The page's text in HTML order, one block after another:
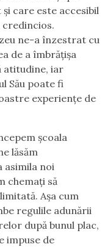
și care este accesibil
ne-a înzestrat cu
de a îmbrățișa
atitudine, iar
Său poate fi
experiențe de
școala
lăsăm
asimila noi
chemați să
Așa cum
regulile adunării
după bunul plac,
impuse de